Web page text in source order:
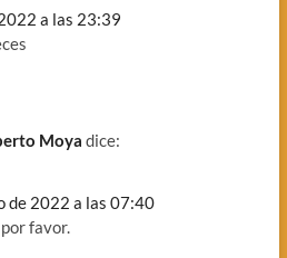
a las 23:39
Moya dice:
de 2022 a las 07:40
favor.